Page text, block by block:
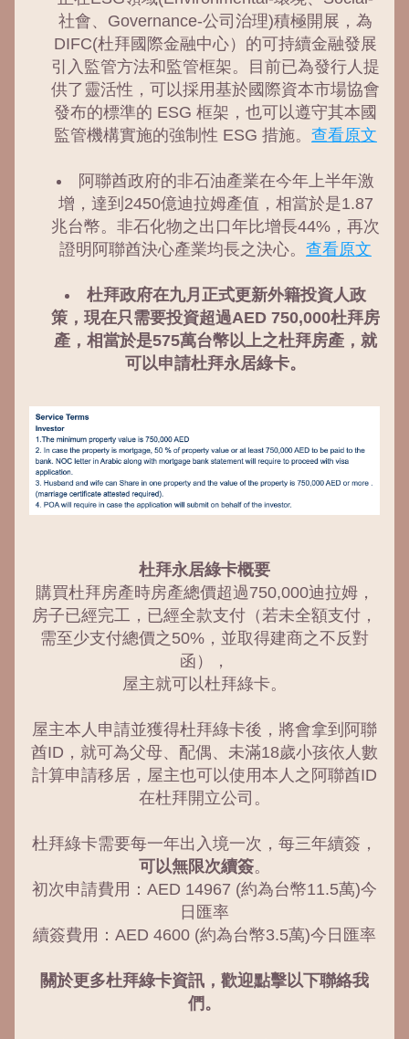
社會、Governance-公司治理)積極開展，為
DIFC(杜拜國際金融中心）的可持續金融發展
引入監管方法和監管框架。目前已為發行人提
供了靈活性，可以採用基於國際資本市場協會
發布的標準的 ESG 框架，也可以遵守其本國
監管機構實施的強制性 ESG 措施。 查看原文
阿聯酋政府的非石油產業在今年上半年激
增，達到2450億迪拉姆產值，相當於是1.87
兆台幣。非石化物之出口年比增長44%，再次
證明阿聯酋決心產業均長之決心。 查看原文
杜拜政府在九月正式更新外籍投資人政
策，現在只需要投資超過AED 750,000杜拜房
產，相當於是575萬台幣以上之杜拜房產，就
可以申請杜拜永居綠卡。
杜拜永居綠卡概要
購買杜拜房產時房產總價超過750,000迪拉姆，
房子已經完工，已經全款支付（若未全額支付，
需至少支付總價之50%，並取得建商之不反對
函），
屋主就可以杜拜綠卡。
屋主本人申請並獲得杜拜綠卡後，將會拿到阿聯
酋ID，就可為父母、配偶、未滿18歲小孩依人數
計算申請移居，屋主也可以使用本人之阿聯酋ID
在杜拜開立公司。
杜拜綠卡需要每一年出入境一次，每三年續簽，
可以無限次續簽。
初次申請費用：AED 14967 (約為台幣11.5萬)今
日匯率
續簽費用：AED 4600 (約為台幣3.5萬)今日匯率
關於更多杜拜綠卡資訊，歡迎點擊以下聯絡我
們。